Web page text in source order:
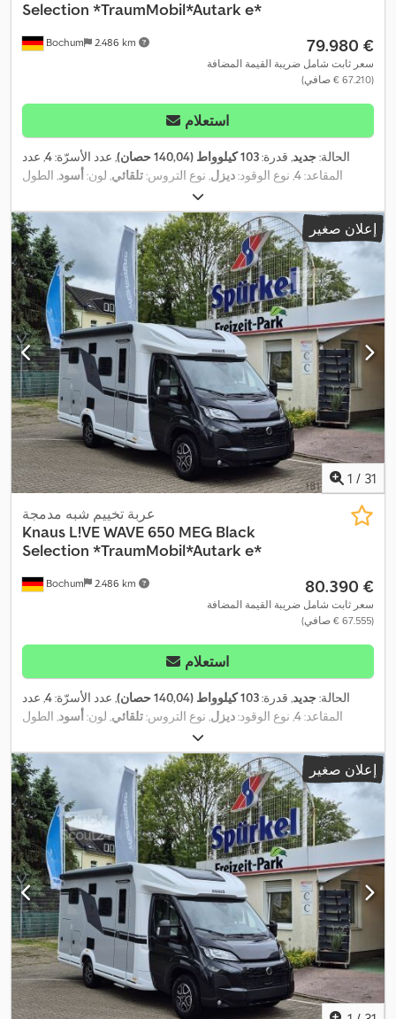
Bochum 2.486 km
Selection *TraumMobil*Autark e*
‏79.980 €
سعر ثابت شامل ضريبة القيمة المضافة
(‏67.210 € صافي)
استعلام
الحالة:جديد, قدرة:103 كيلوواط (140,04 حصان) , عدد الأسرّة:4, عدد
المقاعد:4, نوع الوقود:ديزل, نوع التروس:تلقائي, لون: أسود, الطول
, العرض الكلي:2.320 مم
تكوين المحور:محورين, فئة الانبعاثات:يورو 6 , الوزن الإجمالي:3.500
كجم , وزن فارغ:2.950 كجم , الوزن التشغيلي:3.074 كجم
, الوزن الأقصى
للحمولة:426 كجم , سنة الصنع:2026, قاعدة العجلات:
, معدات:
أضواء الضباب, تكييف الهواء, مثبت السرعة, مطبخ على متن المركبة,
نظام الفرامل المانعة للانغلاق (ABS), نظام منع التشغيل,
إعلان صغير
1 / 31
Bochum 2.486 km
عربة تخييم شبه مدمجة
Knaus L!VE WAVE 650 MEG Black
Selection *TraumMobil*Autark e*
‏80.390 €
سعر ثابت شامل ضريبة القيمة المضافة
(‏67.555 € صافي)
استعلام
الحالة:جديد, قدرة:103 كيلوواط (140,04 حصان) , عدد الأسرّة:4, عدد
المقاعد:4 , نوع الوقود:ديزل , نوع التروس:تلقائي , لون: أسود , الطول
, العرض الكلي:2.320 مم
تكوين المحور:محورين, فئة الانبعاثات:يورو 6 , الوزن الإجمالي:3.500
كجم , وزن فارغ:2.950 كجم , الوزن التشغيلي:3.074 كجم
, الوزن الأقصى
للحمولة: 426 كجم , سنة الصنع:2026, قاعدة العجلات:
, معدات:
أضواء الضباب, تكييف الهواء, مثبت السرعة, مطبخ على متن المركبة,
نظام الفرامل المانعة للانغلاق (ABS), نظام منع التشغيل
إعلان صغير